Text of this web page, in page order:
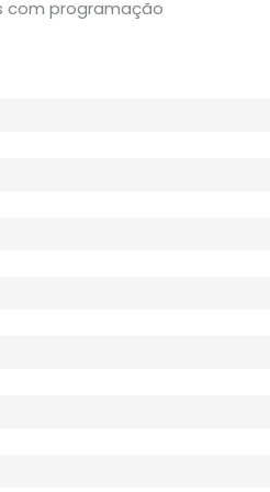
com programação